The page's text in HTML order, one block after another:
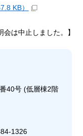
KB）
は中止しました。】
40号 (低層棟2階
1326